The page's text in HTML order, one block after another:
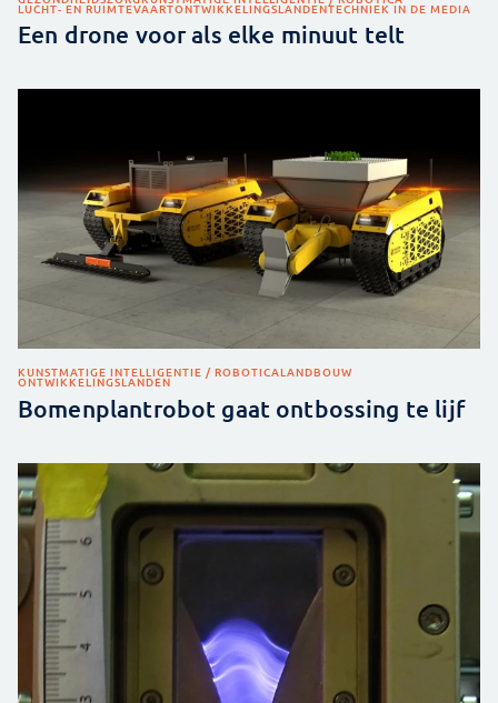
LUCHT- EN RUIMTEVAARTONTWIKKELINGSLANDENTECHNIEK IN DE MEDIA
Een drone voor als elke minuut telt
KUNSTMATIGE INTELLIGENTIE / ROBOTICALANDBOUW
ONTWIKKELINGSLANDEN
Bomenplantrobot gaat ontbossing te lijf